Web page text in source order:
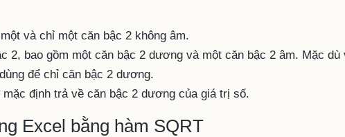
và chỉ một căn bậc 2 không âm.
2, bao gồm một căn bậc 2 dương và một căn bậc 2 âm. Mặc dù
để chỉ căn bậc 2 dương.
định trả về căn bậc 2 dương của giá trị số.
Excel bằng hàm SQRT